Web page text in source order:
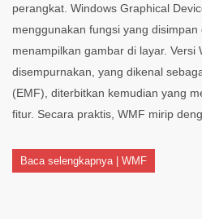
perangkat. Windows Graphical
menggunakan fungsi yang
menampilkan gambar di layar. Versi
disempurnakan, yang dikenal
(EMF), diterbitkan kemudian yang
fitur. Secara praktis, WMF mirip
Baca selengkapnya | WMF